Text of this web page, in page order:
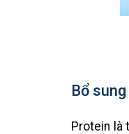
Bổ
Protein là